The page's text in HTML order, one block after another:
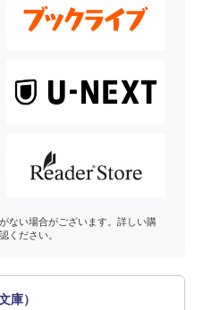
ない場合がございます。詳しい購
ください。
庫）